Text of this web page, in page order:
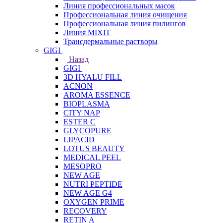
Линия профессиональных масок
Профессиональная линия очищения
Профессиональная линия пилингов
Линия MIXIT
Трансдермальные растворы
GIGI
Назад
GIGI
3D HYALU FILL
ACNON
AROMA ESSENCE
BIOPLASMA
CITY NAP
ESTER C
GLYCOPURE
LIPACID
LOTUS BEAUTY
MEDICAL PEEL
MESOPRO
NEW AGE
NUTRI PEPTIDE
NEW AGE G4
OXYGEN PRIME
RECOVERY
RETIN A